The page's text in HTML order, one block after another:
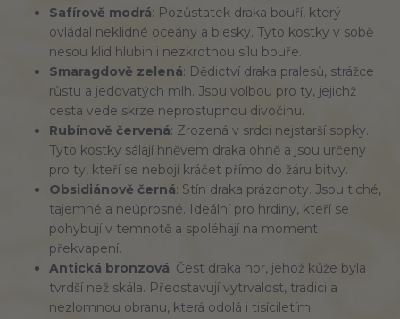
Safírově modrá: Pozůstatek draka bouří, který
ovládal neklidné oceány a blesky. Tyto kostky v sobě
nesou klid hlubin i nezkrotnou sílu bouře.
Smaragdově zelená: Dědictví draka pralesů, strážce
růstu a jedovatých mlh. Jsou volbou pro ty, jejichž
cesta vede skrze neprostupnou divočinu.
Rubínově červená: Zrozená v srdci nejstarší sopky.
Tyto kostky sálají hněvem draka ohně a jsou určeny
pro ty, kteří se nebojí kráčet přímo do žáru bitvy.
Obsidiánově černá: Stín draka prázdnoty. Jsou tiché,
tajemné a neúprosné. Ideální pro hrdiny, kteří se
pohybují v temnotě a spoléhají na moment
překvapení.
Antická bronzová: Čest draka hor, jehož kůže byla
tvrdší než skála. Představují vytrvalost, tradici a
nezlomnou obranu, která odolá i tisíciletím.